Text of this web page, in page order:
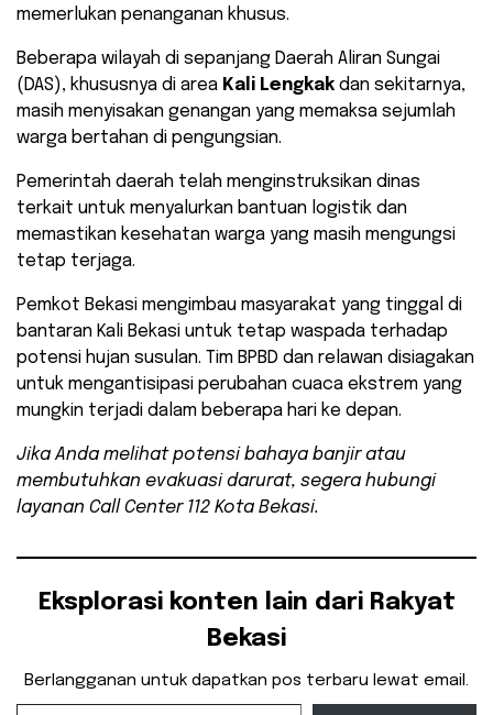
memerlukan penanganan khusus.
​Beberapa wilayah di sepanjang Daerah Aliran Sungai
(DAS), khususnya di area Kali Lengkak dan sekitarnya,
masih menyisakan genangan yang memaksa sejumlah
warga bertahan di pengungsian.
Pemerintah daerah telah menginstruksikan dinas
terkait untuk menyalurkan bantuan logistik dan
memastikan kesehatan warga yang masih mengungsi
tetap terjaga.
​Pemkot Bekasi mengimbau masyarakat yang tinggal di
bantaran Kali Bekasi untuk tetap waspada terhadap
potensi hujan susulan. Tim BPBD dan relawan disiagakan
untuk mengantisipasi perubahan cuaca ekstrem yang
mungkin terjadi dalam beberapa hari ke depan.
Jika Anda melihat potensi bahaya banjir atau
membutuhkan evakuasi darurat, segera hubungi
layanan Call Center 112 Kota Bekasi.
Eksplorasi konten lain dari Rakyat
Bekasi
Berlangganan untuk dapatkan pos terbaru lewat email.
Ketikkan email Anda...